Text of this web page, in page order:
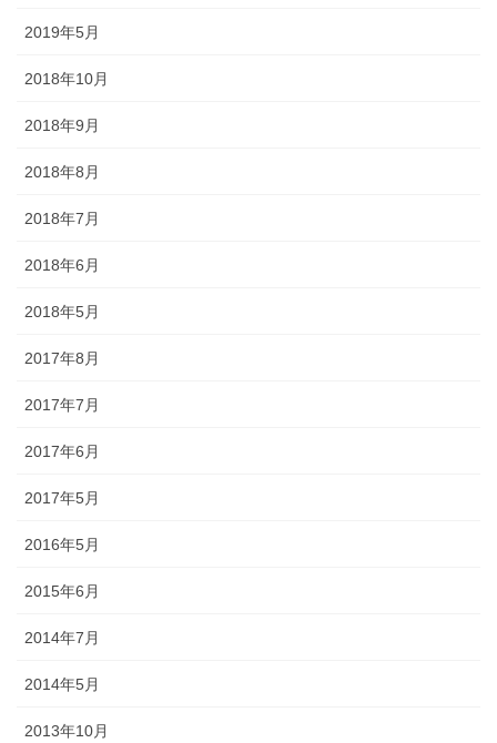
2019年5月
2018年10月
2018年9月
2018年8月
2018年7月
2018年6月
2018年5月
2017年8月
2017年7月
2017年6月
2017年5月
2016年5月
2015年6月
2014年7月
2014年5月
2013年10月
ました。加賀藩主前田家の先祖は菅原道真といわれ、道真が前田の
だと思われます。「勉強ができますように」との願いをこめて天神
料理のほかに、昔は、菓子の入っふた付の椀（わん）が並び、果物
ったものを「こぶた」といいます。
◆「あえのこと」とは？・・・・・「あえのこと」は毎年12月5日
今年一年の収穫に感謝する田の神様の祭りです。ごちそうを盛った
お膳を神様にお供えします。田の神様は、その家でゆっくりと年越
日に再び同様の「あえのこと」が行われます。